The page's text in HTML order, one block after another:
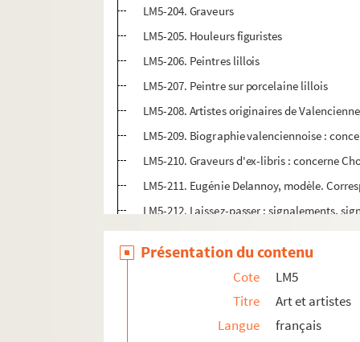
LM5-204. Graveurs
LM5-205. Houleurs figuristes
LM5-206. Peintres lillois
LM5-207. Peintre sur porcelaine lillois
LM5-208. Artistes originaires de
LM5-209. Biographie valenciennoise :
LM5-210. Graveurs d'ex-libris : concerne
LM5-211. Eugénie Delannoy, modèle.
LM5-212. Laissez-passer : signalements,
LM5-213. Laissez-passer : signalements,
LM5-214. Autissier, miniaturiste :
LM5-215. Aved de Douai, peintre
LM5-216. Barbier Jacques, peintre
LM5-217. Benvignat Charles, architecte
Présentation du contenu
Cote
LM5
Titre
Art et artistes
Langue
français